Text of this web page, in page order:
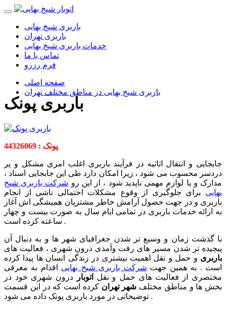
باربری شیخ بهایی
باربری تهران
خدمات باربری شیخ بهایی
تماس با ما
فرم رزرو
صفحه اصلی
باربری شیخ بهایی در مناطق مختلف تهران
باربری پونک
پونک : 44326069
جابجایی و انتقال اثاثیه در فرآیند باربری اغلب امری مشکل و پر
دردسر محسوب می شود ، زیرا امکان دارد طی این جابجایی اسناد ،
مدارک و یا لوازم مهمی ناپدید شود ، از این رو شرکت باربری شیخ
بهایی برای جلوگیری از وقوع مشکلات احتمالی ناشی از انجام
باربری و در جهت حصول آرامش خاطر مشتریان همیشگی اش آغاز
به ارائه خدمات باربری در تمامی ایام سال به صورت بیست و چهار
ساعته کرده است .
با گذشت زمان و وسیع تر شدن جغرافیای شهر ها و به دنبال آن
پیچیده تر شدن مسیر های رفت وآمدی درون شهری ، فعالیت های
باربری و حمل و نقل اهمیت بیشتری در زندگی انسان ها پیدا کرده
است . به همین جهت شرکت باربری شیخ بهایی اقدام به معرفی
مختصری از فعالیت های حمل و نقل
اتوبار
درون شهری خود در
بخش ها و مناطق مختلف شهر تهران کرده است که در این قسمت
توضیحاتی در مورد باربری پونک داده می شود .